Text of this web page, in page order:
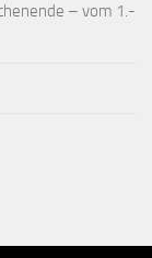
– vom 1.-